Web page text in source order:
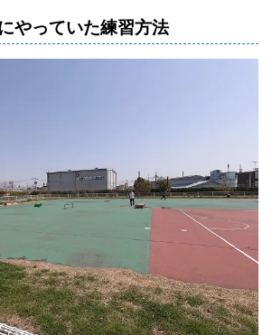
やっていた練習方法